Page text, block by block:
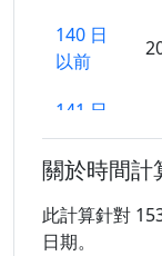
140 日
以前
141 日
以前
142 日
以前
關於時間計
此計算針對
日期。